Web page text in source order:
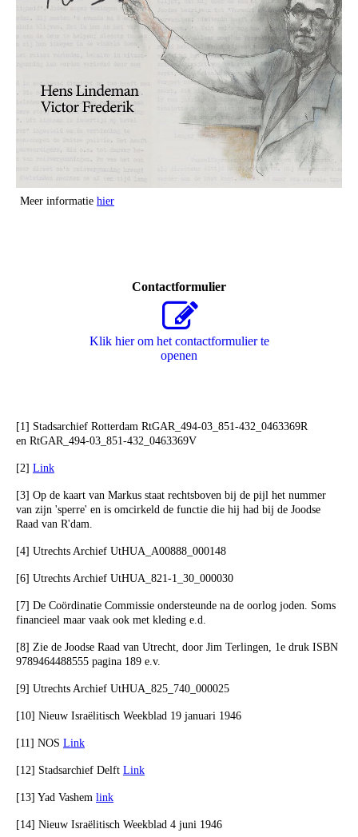
Meer informatie hier
Contactformulier
Klik hier om het contactformulier te
openen
[1] Stadsarchief Rotterdam RtGAR_494-03_851-432_0463369R
en RtGAR_494-03_851-432_0463369V
[2] Link
[3] Op de kaart van Markus staat rechtsboven bij de pijl het nummer
van zijn 'sperre' en is omcirkeld de functie die hij had bij de Joodse
Raad van R'dam.
[4] Utrechts Archief UtHUA_A00888_000148
[6] Utrechts Archief UtHUA_821-1_30_000030
[7] De Coördinatie Commissie ondersteunde na de oorlog joden. Soms
financieel maar vaak ook met kleding e.d.
[8] Zie de Joodse Raad van Utrecht, door Jim Terlingen, 1e druk ISBN
9789464488555 pagina 189 e.v.
[9] Utrechts Archief UtHUA_825_740_000025
[10] Nieuw Israëlitisch Weekblad 19 januari 1946
[11] NOS Link
[12] Stadsarchief Delft Link
[13] Yad Vashem link
[14] Nieuw Israëlitisch Weekblad 4 juni 1946